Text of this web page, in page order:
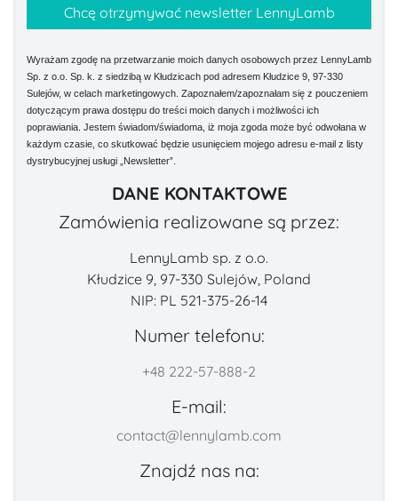
Wyrażam zgodę na przetwarzanie moich danych osobowych przez LennyLamb
Sp. z o.o. Sp. k. z siedzibą w Kłudzicach pod adresem Kłudzice 9, 97-330
Sulejów, w celach marketingowych. Zapoznałem/zapoznałam się z pouczeniem
dotyczącym prawa dostępu do treści moich danych i możliwości ich
poprawiania. Jestem świadom/świadoma, iż moja zgoda może być odwołana w
każdym czasie, co skutkować będzie usunięciem mojego adresu e-mail z listy
dystrybucyjnej usługi „Newsletter”.
DANE KONTAKTOWE
Zamówienia realizowane są przez:
LennyLamb sp. z o.o.
Kłudzice 9, 97-330 Sulejów, Poland
NIP: PL 521-375-26-14
Numer telefonu:
+48 222-57-888-2
E-mail:
contact@lennylamb.com
Znajdź nas na: